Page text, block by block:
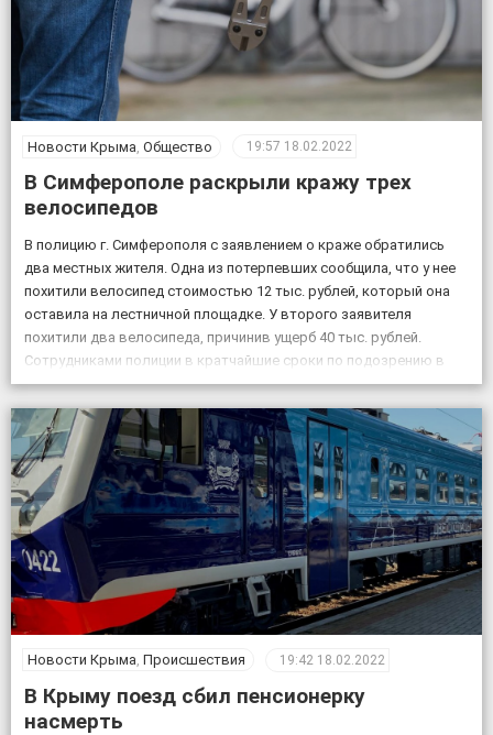
Новости Крыма Общество 19:57 18.02.2022
В Симферополе раскрыли кражу трех
велосипедов
В полицию г. Симферополя с заявлением о краже обратились
два местных жителя. Одна из потерпевших сообщила, что у нее
похитили велосипед стоимостью 12 тыс. рублей, который она
оставила на лестничной площадке. У второго заявителя
похитили два велосипеда, причинив ущерб 40 тыс. рублей.
Сотрудниками полиции в кратчайшие сроки по подозрению в
совершении данных преступлений задержаны двое […]
Новости Крыма, Происшествия 19:42 18.02.2022
В Крыму поезд сбил пенсионерку
насмерть